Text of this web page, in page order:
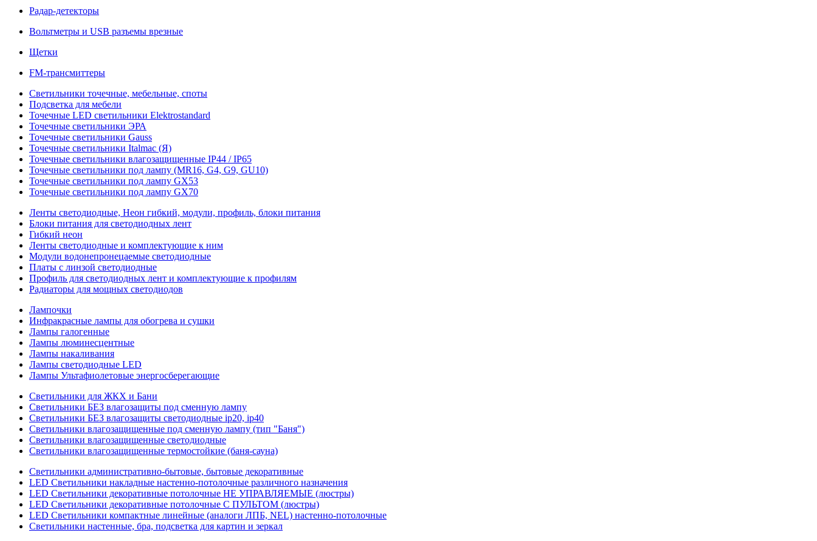
Радар-детекторы
Вольтметры и USB разъемы врезные
Щетки
FM-трансмиттеры
Светильники точечные, мебельные, споты
Подсветка для мебели
Точечные LED светильники Elektrostandard
Точечные светильники ЭРА
Точечные светильники Gauss
Точечные светильники Italmac (Я)
Точечные светильники влагозащищенные IP44 / IP65
Точечные светильники под лампу (MR16, G4, G9, GU10)
Точечные светильники под лампу GX53
Точечные светильники под лампу GX70
Ленты светодиодные, Неон гибкий, модули, профиль, блоки питания
Блоки питания для светодиодных лент
Гибкий неон
Ленты светодиодные и комплектующие к ним
Модули водонепронецаемые светодиодные
Платы с линзой светодиодные
Профиль для светодиодных лент и комплектующие к профилям
Радиаторы для мощных светодиодов
Лампочки
Инфракрасные лампы для обогрева и сушки
Лампы галогенные
Лампы люминесцентные
Лампы накаливания
Лампы светодиодные LED
Лампы Ультафиолетовые энергосберегающие
Светильники для ЖКХ и Бани
Светильники БЕЗ влагозащиты под сменную лампу
Светильники БЕЗ влагозащиты светодиодные ip20, ip40
Светильники влагозащищенные под сменную лампу (тип "Баня")
Светильники влагозащищенные светодиодные
Светильники влагозащищенные термостойкие (баня-сауна)
Светильники административно-бытовые, бытовые декоративные
LED Cветильники накладные настенно-потолочные различного назначения
LED Светильники декоративные потолочные НЕ УПРАВЛЯЕМЫЕ (люстры)
LED Светильники декоративные потолочные С ПУЛЬТОМ (люстры)
LED Светильники компактные линейные (аналоги ЛПБ, NEL) настенно-потолочные
Светильники настенные, бра, подсветка для картин и зеркал